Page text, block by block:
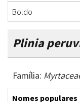
Boldo
Plinia
Família:
Nomes populares